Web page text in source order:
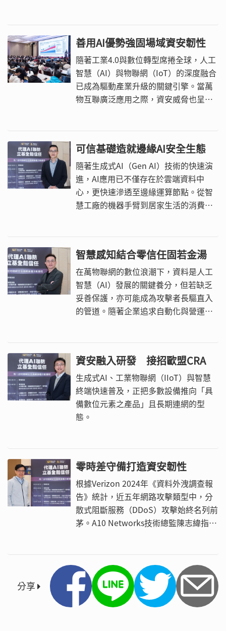
善用AI優勢強固場域資安韌性
隨著工業4.0與數位轉型席捲全球，人工
智慧（AI）與物聯網（IoT）的深度融合
已成為驅動產業升級的關鍵引擎。當萬
物互聯廣泛應用之際，資安威脅也呈指
可信基礎造就邊緣AI安全生態
隨著生成式AI（Gen AI）技術的快速演
進，AI應用已不僅存在於雲端資料中
心，更快速滲透至邊緣運算節點。從智
慧工廠的機器手臂到居家生活的消費性
智慧感知結合零信任固若金湯
在萬物聯網的數位浪潮下，資料是人工
智慧（AI）發展的關鍵養分，但若缺乏
妥善保護，亦可能成為攻擊者長驅直入
的管道。隨著企業追求自動化與營運效
的可驗證性與可信任度，正是現階段資
安防禦策略的核心課題。
資安融入研發 接招歐盟CRA
生成式AI、工業物聯網（IIoT）與智慧
終端快速普及，正把多數設備推向「具
備數位元素之產品」且長期連網的型
態。
零時差守備打造資安韌性
根據Verizon 2024年《資料外洩調查報
告》統計，近五年網路攻擊類型中，分
散式阻斷服務（DDoS）攻擊始終名列前
茅。A10 Networks技術總監陳志緯指
動流量風暴。
分享